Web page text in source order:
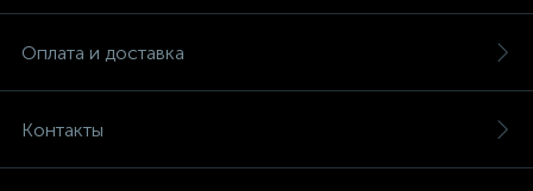
Оплата и доставка
Контакты